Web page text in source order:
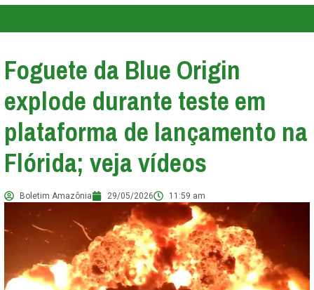
Foguete da Blue Origin
explode durante teste em
plataforma de lançamento na
Flórida; veja vídeos
Boletim Amazônia 29/05/2026 11:59 am